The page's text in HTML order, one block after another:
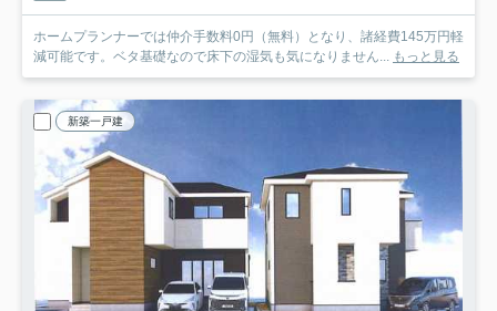
ホームプランナーでは仲介手数料0円（無料）となり、諸経費145万円軽
減可能です。ベタ基礎なので床下の湿気も気になりません... もっと見る
新築一戸建